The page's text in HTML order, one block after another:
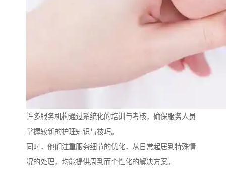
许多服务机构通过系统化的培训与考核，确保服务人员
掌握较新的护理知识与技巧。
同时，他们注重服务细节的优化，从日常起居到特殊情
况的处理，均能提供周到而个性化的解决方案。